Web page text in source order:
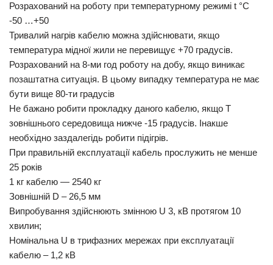
Розрахований на роботу при температурному режимі t °С
-50 …+50
Тривалий нагрів кабелю можна здійснювати, якщо
температура мідної жили не перевищує +70 градусів.
Розрахований на 8-ми год роботу на добу, якщо виникає
позаштатна ситуація. В цьому випадку температура не має
бути вище 80-ти градусів
Не бажано робити прокладку даного кабелю, якщо Т
зовнішнього середовища нижче -15 градусів. Інакше
необхідно заздалегідь робити підігрів.
При правильній експлуатації кабель прослужить не менше
25 років
1 кг кабелю — 2540 кг
Зовнішній D – 26,5 мм
Випробування здійснюють змінною U 3, кВ протягом 10
хвилин;
Номінальна U в трифазних мережах при експлуатації
кабелю – 1,2 кВ